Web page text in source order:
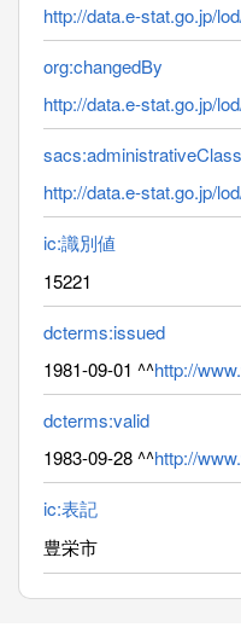
http://data.e-stat.go.jp/
org:changedBy
http://data.e-stat.go.jp/
sacs:administrativeClass
http://data.e-stat.go.jp/
ic:識別値
15221
dcterms:issued
1981-09-01 ^^http://
dcterms:valid
1983-09-28 ^^http://
ic:表記
豊栄市